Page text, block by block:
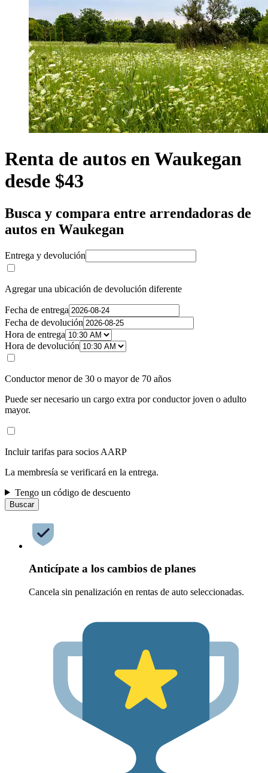
Renta de autos en Waukegan
desde $43
Busca y compara entre arrendadoras de
autos en Waukegan
Entrega y devolución
Agregar una ubicación de devolución diferente
Fecha de entrega
Fecha de devolución
Hora de entrega
Hora de devolución
Conductor menor de 30 o mayor de 70 años
Puede ser necesario un cargo extra por conductor joven o adulto
mayor.
Incluir tarifas para socios AARP
La membresía se verificará en la entrega.
Tengo un código de descuento
Buscar
Anticípate a los cambios de planes
Cancela sin penalización en rentas de auto seleccionadas.